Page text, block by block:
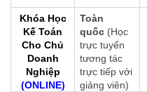
Khóa Học
Kế Toán
Cho Chủ
Doanh
Nghiệp
(ONLINE)
Toàn
quốc (Học
trực tuyến
tương tác
trực tiếp với
giảng viên)